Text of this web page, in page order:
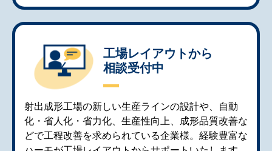
工場レイアウトから
相談受付中
射出成形工場の新しい生産ラインの設計や、自動
化・省人化・省力化、生産性向上、成形品質改善な
どで工程改善を求められている企業様。経験豊富な